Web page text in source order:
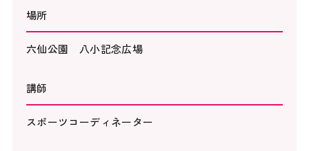
場所
六仙公園 八小記念広場
講師
スポーツコーディネーター